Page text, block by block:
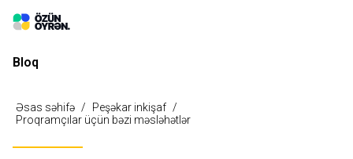
Daxil ol
Bloq
Əsas səhifə / Peşəkar inkişaf /
Proqramçılar üçün bəzi məsləhətlər